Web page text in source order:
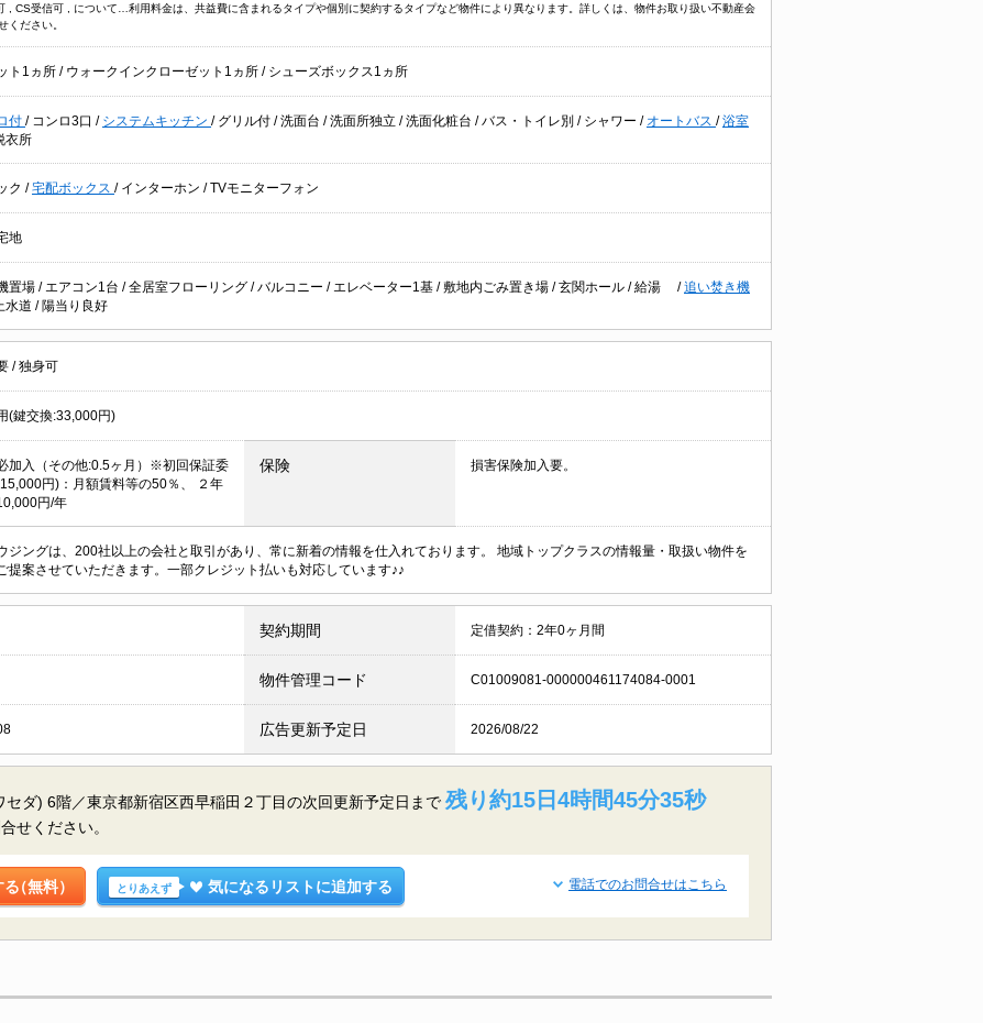
, CS受信可 , について…利用料金は、共益費に含まれるタイプや個別に契約するタイプなど物件により異なります。詳しくは、物件お取り扱い不動産会
ください。
ト1ヵ所 / ウォークインクローゼット1ヵ所 / シューズボックス1ヵ所
付 / コンロ3口 / システムキッチン / グリル付 /洗面台 /洗面所独立 /洗面化粧台 /バス・トイレ別 / シャワー / オートバス /浴室
衣所
ク /宅配ボックス / インターホン /TVモニターフォン
地
置場 / エアコン1台 /全居室フローリング /バルコニー / エレベーター1基 /敷地内ごみ置き場 /玄関ホール /給湯 /追い焚き機
水道 / 陽当り良好
/独身可
(鍵交換:33,000円)
加入（その他:0.5ヶ月）※初回保証委
円)：月額賃料等の50％、 ２年
円/年
保険 損害保険加入要。
ジングは、200社以上の会社と取引があり、常に新着の情報を仕入れております。 地域トップクラスの情報量・取扱い物件を
提案させていただきます。一部クレジット払いも対応しています♪♪
契約期間 定借契約：2年0ヶ月間
物件管理コード C01009081-000000461174084-0001
広告更新予定日 2026/08/22
ダ) 6階／東京都新宿区西早稲田２丁目の次回更新予定日まで 残り約15日4時間45分34秒
せください。
る（無料） とりあえず 気になるリストに追加する 電話でのお問合せはこちら